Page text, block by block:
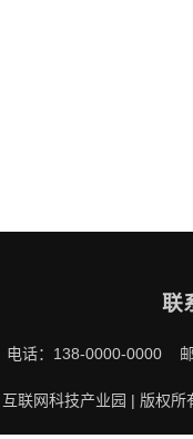
联
电话：138-0000-0000
联网科技产业园 | 版权